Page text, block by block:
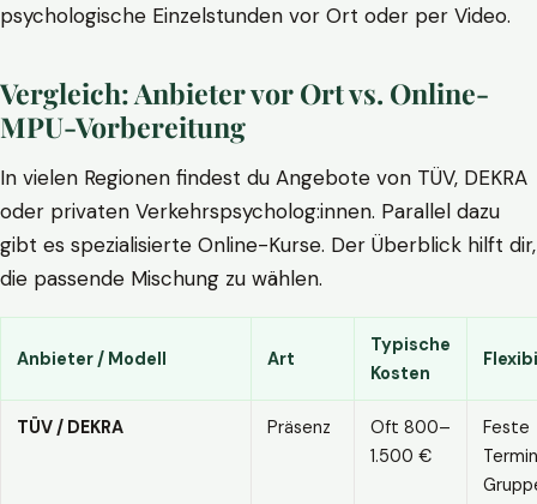
psychologische Einzelstunden vor Ort oder per Video.
Vergleich: Anbieter vor Ort vs. Online-
MPU-Vorbereitung
In vielen Regionen findest du Angebote von TÜV, DEKRA
oder privaten Verkehrspsycholog:innen. Parallel dazu
gibt es spezialisierte Online-Kurse. Der Überblick hilft dir,
die passende Mischung zu wählen.
Anbieter / Modell Art
Typische
Kosten
TÜV / DEKRA Präsenz
Oft 800–
1.500 €
Feste